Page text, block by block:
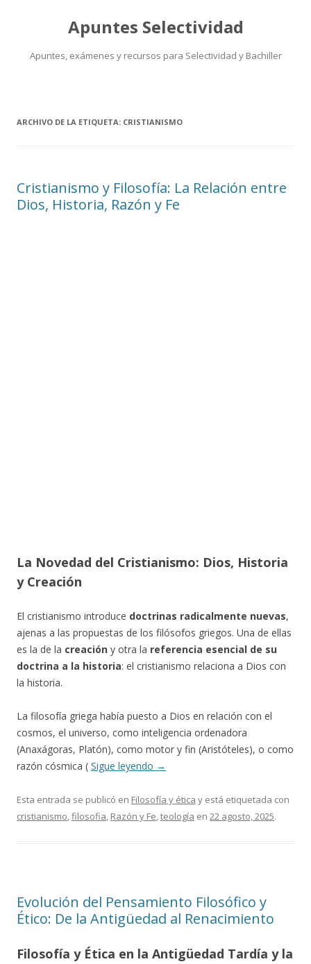
Apuntes Selectividad
Apuntes, exámenes y recursos para Selectividad y Bachiller
ARCHIVO DE LA ETIQUETA: CRISTIANISMO
Cristianismo y Filosofía: La Relación entre
Dios, Historia, Razón y Fe
La Novedad del Cristianismo: Dios, Historia
y Creación
El cristianismo introduce doctrinas radicalmente nuevas,
ajenas a las propuestas de los filósofos griegos. Una de ellas
es la de la creación y otra la referencia esencial de su
doctrina a la historia: el cristianismo relaciona a Dios con
la historia.
La filosofía griega había puesto a Dios en relación con el
cosmos, el universo, como inteligencia ordenadora
(Anaxágoras, Platón), como motor y fin (Aristóteles), o como
razón cósmica ( Sigue leyendo →
Esta entrada se publicó en Filosofía y ética y está etiquetada con
cristianismo,filosofia, Razón y Fe,teología en 22 agosto, 2025.
Evolución del Pensamiento Filosófico y
Ético: De la Antigüedad al Renacimiento
Filosofía y Ética en la Antigüedad Tardía y la